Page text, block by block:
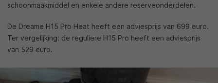
schoonmaakmiddel en enkele andere reserveonderdelen.
De Dreame H15 Pro Heat heeft een adviesprijs van 699 euro.
Ter vergelijking: de reguliere H15 Pro heeft een adviesprijs
van 529 euro.